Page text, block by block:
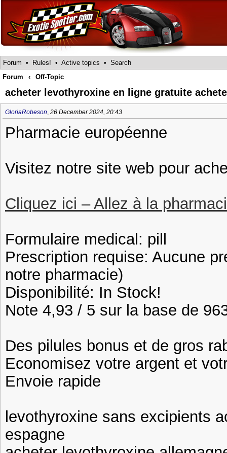
Forum • Rules! • Active topics • Search
Forum
‹ Off-Topic
acheter levothyroxine en ligne gratuite
GloriaRobeson, 26 December 2024, 20:43
Pharmacie européenne
Visitez notre site web pour
Cliquez ici – Allez à la
Formulaire medical: pill
Prescription requise: Aucune
notre pharmacie)
Disponibilité: In Stock!
Note 4,93 / 5 sur la base de
Des pilules bonus et de gros
Economisez votre argent et
Envoie rapide
levothyroxine sans excipients
espagne